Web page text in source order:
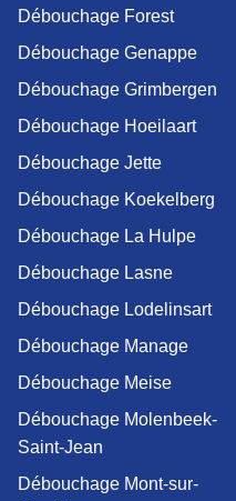
Débouchage Forest
Débouchage Genappe
Débouchage Grimbergen
Débouchage Hoeilaart
Débouchage Jette
Débouchage Koekelberg
Débouchage La Hulpe
Débouchage Lasne
Débouchage Lodelinsart
Débouchage Manage
Débouchage Meise
Débouchage Molenbeek-
Saint-Jean
Débouchage Mont-sur-